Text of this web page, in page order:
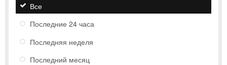
Все
Последние 24 часа
Последняя неделя
Последний месяц